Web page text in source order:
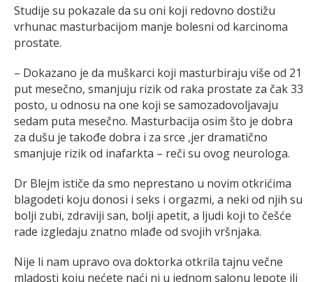
Studije su pokazale da su oni koji redovno dostižu
vrhunac masturbacijom manje bolesni od karcinoma
prostate.
– Dokazano je da muškarci koji masturbiraju više od 21
put mesečno, smanjuju rizik od raka prostate za čak 33
posto, u odnosu na one koji se samozadovoljavaju
sedam puta mesečno. Masturbacija osim što je dobra
za dušu je takođe dobra i za srce ,jer dramatično
smanjuje rizik od inafarkta – reči su ovog neurologa.
Dr Blejm ističe da smo neprestano u novim otkrićima
blagodeti koju donosi i seks i orgazmi, a neki od njih su
bolji zubi, zdraviji san, bolji apetit, a ljudi koji to češće
rade izgledaju znatno mlađe od svojih vršnjaka.
Nije li nam upravo ova doktorka otkrila tajnu večne
mladosti koju nećete naći ni u jednom salonu lepote ili